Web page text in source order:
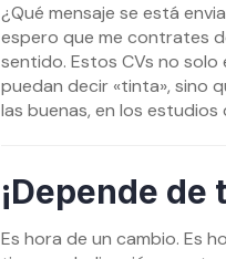
¿Qué mensaje se está
espero que me contrates
sentido. Estos CVs no
puedan decir «tinta», sino
las buenas, en los
¡Depende
Es hora de un cambio. Es